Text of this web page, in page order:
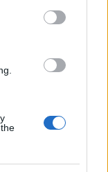
nuevo
fundamental